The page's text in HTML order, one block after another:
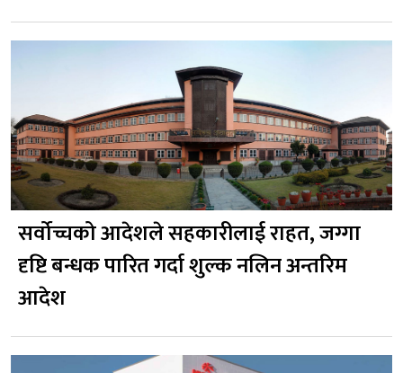
सर्वोच्चको आदेशले सहकारीलाई राहत, जग्गा
दृष्टि बन्धक पारित गर्दा शुल्क नलिन अन्तरिम
आदेश